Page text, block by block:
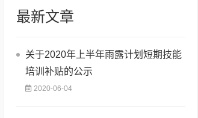
最新文章
关于2020年上半年雨露计划短期技能
培训补贴的公示
2020-06-04